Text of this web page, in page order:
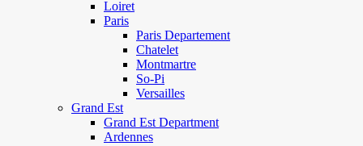
Loiret
Paris
Paris Departement
Chatelet
Montmartre
So-Pi
Versailles
Grand Est
Grand Est Department
Ardennes